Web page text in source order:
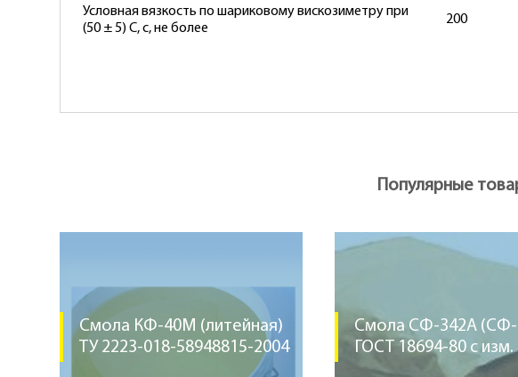
Условная вязкость по шариковому вискозиметру при
(50 ± 5) С, с, не более
200
Популярные
Смола КФ-40М (литейная)
ТУ 2223-018-58948815-2004
Смола СФ-342А (СФ-
ГОСТ 18694-80 с изм.